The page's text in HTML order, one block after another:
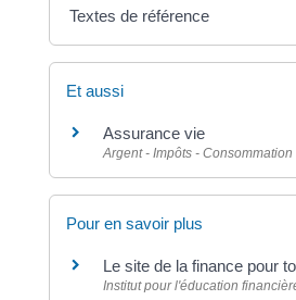
Textes de référence
Et aussi
Assurance vie
Argent - Impôts - Consommation
Pour en savoir plus
Le site de la finance pour
Institut pour l'éducation